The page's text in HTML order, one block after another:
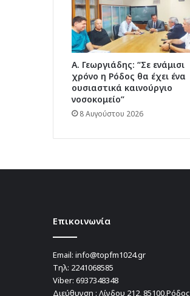
Α. Γεωργιάδης: “Σε ενάμισι
χρόνο η Ρόδος θα έχει ένα
ουσιαστικά καινούργιο
νοσοκομείο”
8 Αυγούστου 2026
Επικοινωνία
Email: info@topfm1024.gr
Τηλ: 2241068585
Viber: 6937348348
Διεύθυνση : Λίνδου 212, 85100,Ρόδος